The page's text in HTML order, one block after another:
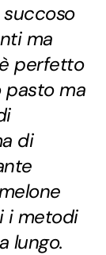
ma
perfetto
ma
di
i metodi
lungo.